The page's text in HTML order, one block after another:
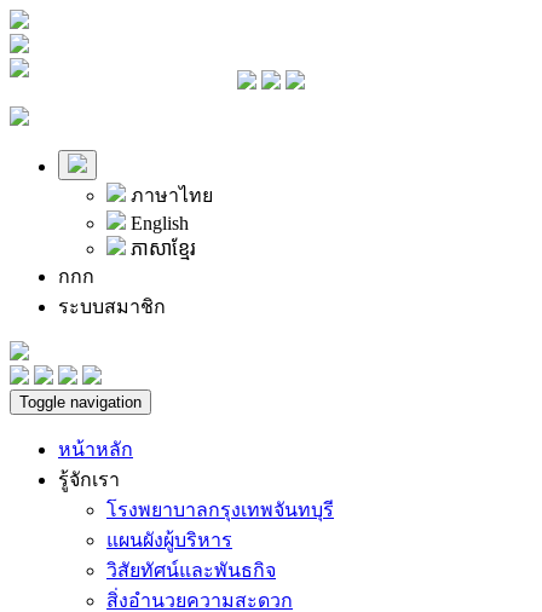
ภาษาไทย
English
ភាសាខ្មែរ
กกก
ระบบสมาชิก
Toggle navigation
หน้าหลัก
รู้จักเรา
โรงพยาบาลกรุงเทพจันทบุรี
แผนผังผู้บริหาร
วิสัยทัศน์และพันธกิจ
สิ่งอำนวยความสะดวก